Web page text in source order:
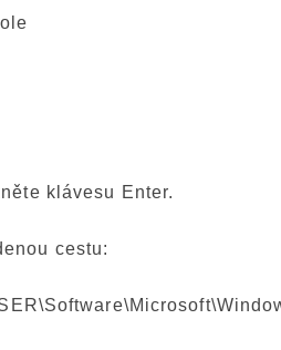
klávesu Enter.
cestu: